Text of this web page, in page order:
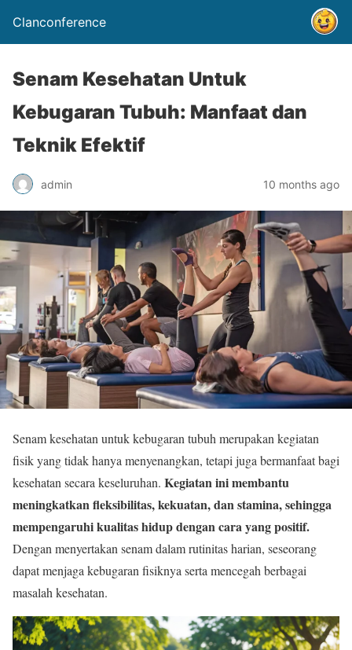
Clanconference
Senam Kesehatan Untuk
Kebugaran Tubuh: Manfaat dan
Teknik Efektif
admin 10 months ago
Senam kesehatan untuk kebugaran tubuh merupakan kegiatan
fisik yang tidak hanya menyenangkan, tetapi juga bermanfaat bagi
kesehatan secara keseluruhan. Kegiatan ini membantu
meningkatkan fleksibilitas, kekuatan, dan stamina, sehingga
mempengaruhi kualitas hidup dengan cara yang positif.
Dengan menyertakan senam dalam rutinitas harian, seseorang
dapat menjaga kebugaran fisiknya serta mencegah berbagai
masalah kesehatan.